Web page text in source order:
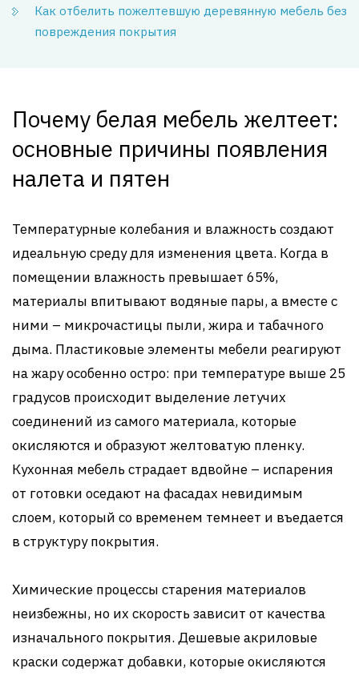
Как отбелить пожелтевшую деревянную мебель без
повреждения покрытия
Почему белая мебель желтеет:
основные причины появления
налета и пятен
Температурные колебания и влажность создают
идеальную среду для изменения цвета. Когда в
помещении влажность превышает 65%,
материалы впитывают водяные пары, а вместе с
ними – микрочастицы пыли, жира и табачного
дыма. Пластиковые элементы мебели реагируют
на жару особенно остро: при температуре выше 25
градусов происходит выделение летучих
соединений из самого материала, которые
окисляются и образуют желтоватую пленку.
Кухонная мебель страдает вдвойне – испарения
от готовки оседают на фасадах невидимым
слоем, который со временем темнеет и въедается
в структуру покрытия.
Химические процессы старения материалов
неизбежны, но их скорость зависит от качества
изначального покрытия. Дешевые акриловые
краски содержат добавки, которые окисляются